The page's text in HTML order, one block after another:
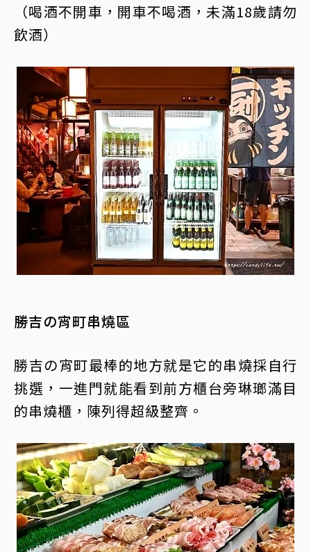
（喝酒不開車，開車不喝酒，未滿18歲請勿
飲酒）
勝吉の宵町串燒區
勝吉の宵町最棒的地方就是它的串燒採自行
挑選，一進門就能看到前方櫃台旁琳瑯滿目
的串燒櫃，陳列得超級整齊。